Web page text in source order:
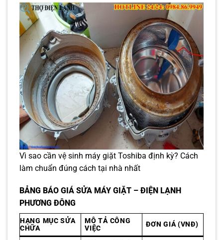
Vì sao cần vệ sinh máy giặt Toshiba định kỳ? Cách
làm chuẩn đúng cách tại nhà nhất
BẢNG BÁO GIÁ SỬA MÁY GIẶT – ĐIỆN LẠNH
PHƯƠNG ĐÔNG
HẠNG MỤC SỬA
CHỮA
MÔ TẢ CÔNG
VIỆC
ĐƠN GIÁ (VNĐ)